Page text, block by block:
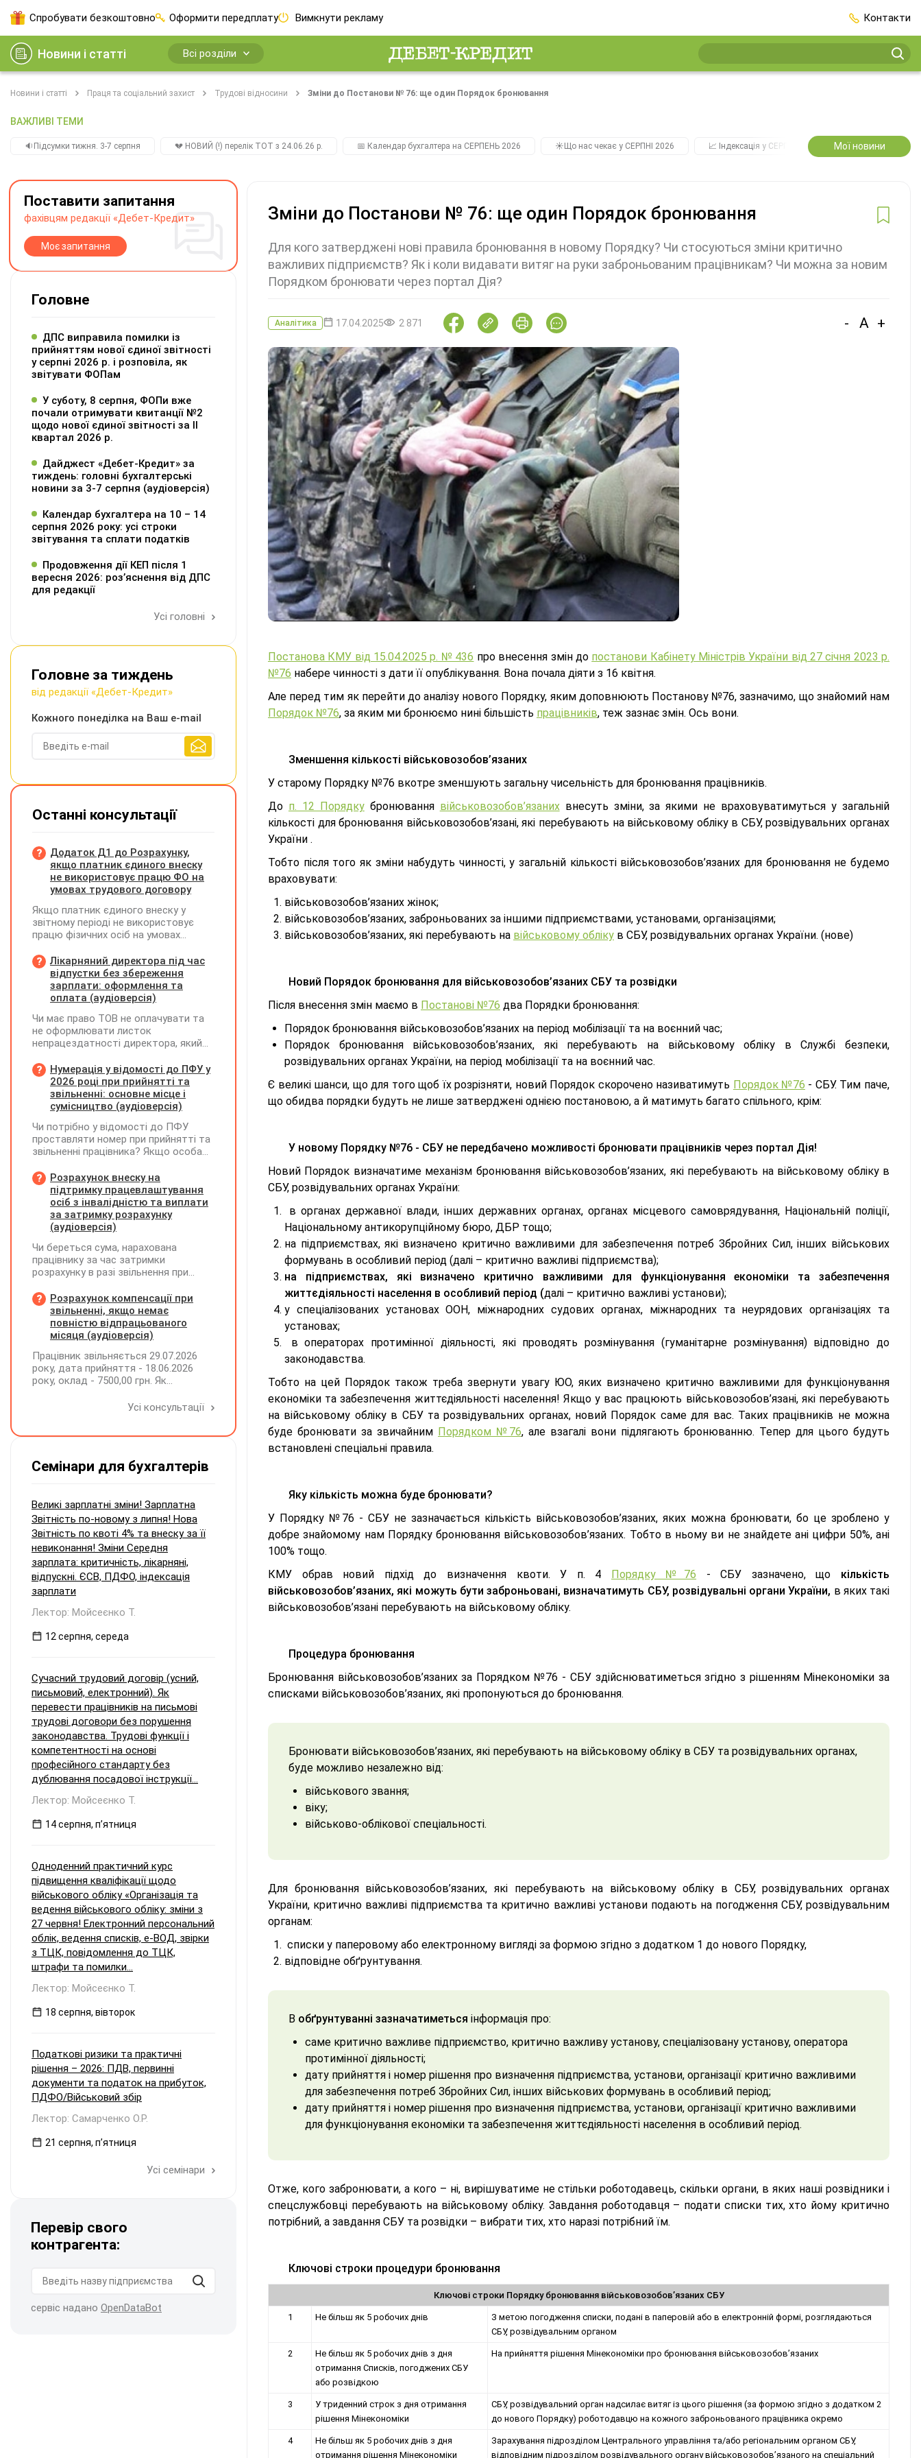
Спробувати безкоштовно Оформити передплату Вимкнути рекламу Контакти
Новини і статті Всі розділи
Новини і статті Праця та соціальний захист Трудові відносини Зміни до Постанови № 76: ще один Порядок бронювання
ВАЖЛИВІ ТЕМИ
🔉Підсумки тижня. 3-7 серпня 💔 НОВИЙ (!) перелік ТОТ з 24.06.26 р. 📅 Календар бухгалтера на СЕРПЕНЬ 2026 ☀️Що нас чекає у СЕРПНІ 2026 📈 Індексація у СЕРПНІ 2️⃣0️⃣2️⃣7️⃣ Усі ключові
Мої новини
Зміни до Постанови № 76: ще один Порядок бронювання
Для кого затверджені нові правила бронювання в новому Порядку? Чи стосуються зміни критично
важливих підприємств? Як і коли видавати витяг на руки заброньованим працівникам? Чи можна за новим
Порядком бронювати через портал Дія?
Аналітика 17.04.2025 2 871 - A +
Постанова КМУ від 15.04.2025 р. № 436 про внесення змін до постанови Кабінету Міністрів України від 27 січня 2023 р.
№76 набере чинності з дати її опублікування. Вона почала діяти з 16 квітня.
Але перед тим як перейти до аналізу нового Порядку, яким доповнюють Постанову №76, зазначимо, що знайомий нам
Порядок №76, за яким ми бронюємо нині більшість працівників, теж зазнає змін. Ось вони.
Зменшення кількості військовозобов’язаних
У старому Порядку №76 вкотре зменшують загальну чисельність для бронювання працівників.
До п. 12 Порядкубронювання військовозобов’язанихвнесуть зміни, за якими не враховуватимуться у загальній
кількості для бронювання військовозобов’язані, які перебувають на військовому обліку в СБУ, розвідувальних органах
України .
Тобто після того як зміни набудуть чинності, у загальній кількості військовозобов’язаних для бронювання не будемо
враховувати:
військовозобов’язаних жінок;
військовозобов’язаних, заброньованих за іншими підприємствами, установами, організаціями;
військовозобов’язаних, які перебувають на військовому обліку в СБУ, розвідувальних органах України. (нове)
Новий Порядок бронювання для військовозобов’язаних СБУ та розвідки
Після внесення змін маємо в Постанові №76 два Порядки бронювання:
Порядок бронювання військовозобов’язаних на період мобілізації та на воєнний час;
Порядок бронювання військовозобов’язаних, які перебувають на військовому обліку в Службі безпеки,
розвідувальних органах України, на період мобілізації та на воєнний час.
Є великі шанси, що для того щоб їх розрізняти, новий Порядок скорочено називатимуть Порядок №76 - СБУ. Тим паче,
що обидва порядки будуть не лише затверджені однією постановою, а й матимуть багато спільного, крім:
У новому Порядку №76 - СБУ не передбачено можливості бронювати працівників через портал Дія!
Новий Порядок визначатиме механізм бронювання військовозобов’язаних, які перебувають на військовому обліку в
СБУ, розвідувальних органах України:
в органах державної влади, інших державних органах, органах місцевого самоврядування, Національній поліції,
Національному антикорупційному бюро, ДБР тощо;
на підприємствах, які визначено критично важливими для забезпечення потреб Збройних Сил, інших військових
формувань в особливий період (далі – критично важливі підприємства);
на підприємствах, які визначено критично важливими для функціонування економіки та забезпечення
життєдіяльності населення в особливий період (далі – критично важливі установи);
у спеціалізованих установах ООН, міжнародних судових органах, міжнародних та неурядових організаціях та
установах;
в операторах протимінної діяльності, які проводять розмінування (гуманітарне розмінування) відповідно до
законодавства.
Тобто на цей Порядок також треба звернути увагу ЮО, яких визначено критично важливими для функціонування
економіки та забезпечення життєдіяльності населення! Якщо у вас працюють військовозобов’язані, які перебувають
на військовому обліку в СБУ та розвідувальних органах, новий Порядок саме для вас. Таких працівників не можна
буде бронювати за звичайним Порядком №76, але взагалі вони підлягають бронюванню. Тепер для цього будуть
встановлені спеціальні правила.
Яку кількість можна буде бронювати?
У Порядку №76 - СБУ не зазначається кількість військовозобов’язаних, яких можна бронювати, бо це зроблено у
добре знайомому нам Порядку бронювання військовозобов’язаних. Тобто в ньому ви не знайдете ані цифри 50%, ані
100% тощо.
КМУ обрав новий підхід до визначення квоти. У п. 4 Порядку №76 - СБУ зазначено, що кількість
військовозобов’язаних, які можуть бути заброньовані, визначатимуть СБУ, розвідувальні органи України, в яких такі
військовозобов’язані перебувають на військовому обліку.
Процедура бронювання
Бронювання військовозобов’язаних за Порядком №76 - СБУ здійснюватиметься згідно з рішенням Мінекономіки за
списками військовозобов’язаних, які пропонуються до бронювання.
Бронювати військовозобов’язаних, які перебувають на військовому обліку в СБУ та розвідувальних органах,
буде можливо незалежно від:
військового звання;
віку;
військово-облікової спеціальності.
Для бронювання військовозобов’язаних, які перебувають на військовому обліку в СБУ, розвідувальних органах
України, критично важливі підприємства та критично важливі установи подають на погодження СБУ, розвідувальним
органам:
списки у паперовому або електронному вигляді за формою згідно з додатком 1 до нового Порядку,
відповідне обґрунтування.
В обґрунтуванні зазначатиметься інформація про:
саме критично важливе підприємство, критично важливу установу, спеціалізовану установу, оператора
протимінної діяльності;
дату прийняття і номер рішення про визначення підприємства, установи, організації критично важливими
для забезпечення потреб Збройних Сил, інших військових формувань в особливий період;
дату прийняття і номер рішення про визначення підприємства, установи, організації критично важливими
для функціонування економіки та забезпечення життєдіяльності населення в особливий період.
Отже, кого забронювати, а кого – ні, вирішуватиме не стільки роботодавець, скільки органи, в яких наші розвідники і
спецслужбовці перебувають на військовому обліку. Завдання роботодавця – подати списки тих, хто йому критично
потрібний, а завдання СБУ та розвідки – вибрати тих, хто наразі потрібний їм.
Ключові строки процедури бронювання
Ключові строки Порядку бронювання військовозобов’язаних СБУ
1 Не більш як 5 робочих днів
З метою погодження списки, подані в паперовій або в електронній формі, розглядаються
СБУ, розвідувальним органом
2
Не більш як 5 робочих днів з дня
отримання Списків, погоджених СБУ
або розвідкою
На прийняття рішення Мінекономіки про бронювання військовозобов’язаних
3
У триденний строк з дня отримання
рішення Мінекономіки
СБУ, розвідувальний орган надсилає витяг із цього рішення (за формою згідно з додатком 2
до нового Порядку) роботодавцю на кожного заброньованого працівника окремо
4
Не більш як 5 робочих днів з дня
отримання рішення Мінекономіки
Зарахування підрозділом Центрального управління та/або регіональним органом СБУ,
відповідним підрозділом розвідувального органу військовозобов’язаного на спеціальний
Поставити запитання
фахівцям редакції «Дебет-Кредит»
Моє запитання
Головне
ДПС виправила помилки із
прийняттям нової єдиної звітності
у серпні 2026 р. і розповіла, як
звітувати ФОПам
У суботу, 8 серпня, ФОПи вже
почали отримувати квитанції №2
щодо нової єдиної звітності за ІІ
квартал 2026 р.
Дайджест «Дебет-Кредит» за
тиждень: головні бухгалтерські
новини за 3-7 серпня (аудіоверсія)
Календар бухгалтера на 10 – 14
серпня 2026 року: усі строки
звітування та сплати податків
Продовження дії КЕП після 1
вересня 2026: розʼяснення від ДПС
для редакції
Усі головні
Головне за тиждень
від редакції «Дебет-Кредит»
Кожного понеділка на Ваш e-mail
Останні консультації
Додаток Д1 до Розрахунку,
якщо платник єдиного внеску
не використовує працю ФО на
умовах трудового договору
Якщо платник єдиного внеску у
звітному періоді не використовує
працю фізичних осіб на умовах
на інших умовах, передбачених
законодавством, Додаток Д1/
Додаток ФІЗ-Д1 за відповідний
період не подається
Лікарняний директора під час
відпустки без збереження
зарплати: оформлення та
оплата (аудіоверсія)
Чи має право ТОВ не оплачувати та
не оформлювати листок
непрацездатності директора, який
збереження заробітної плати під час
призупинення діяльності
підприємства?
Нумерація у відомості до ПФУ у
2026 році при прийнятті та
звільненні: основне місце і
сумісництво (аудіоверсія)
Чи потрібно у відомості до ПФУ
проставляти номер при прийнятті та
звільненні працівника? Якщо особа
місцем роботи та за сумісництвом,
чи рахується це як два роботодавці?
Розрахунок внеску на
підтримку працевлаштування
осіб з інвалідністю та виплати
за затримку розрахунку
(аудіоверсія)
Чи береться сума, нарахована
працівнику за час затримки
розрахунку в разі звільнення при
заробітної плати (винагороди), для
розрахунку внеску на підтримку
працевлаштування осіб з
інвалідністю?
Розрахунок компенсації при
звільненні, якщо немає
повністю відпрацьованого
місяця (аудіоверсія)
Працівник звільняється 29.07.2026
року, дата прийняття - 18.06.2026
року, оклад - 7500,00 грн. Як
невикористаних днів відпустки при
Усі консультації
Семінари для бухгалтерів
Великі зарплатні зміни! Зарплатна
Звітність по-новому з липня! Нова
Звітність по квоті 4% та внеску за її
невиконання! Зміни Середня
зарплата: критичність, лікарняні,
відпускні. ЄСВ, ПДФО, індексація
зарплати
Лектор: Мойсеєнко Т.
12 серпня, середа
Сучасний трудовий договір (усний,
письмовий, електронний). Як
перевести працівників на письмові
трудові договори без порушення
законодавства. Трудові функції і
компетентності на основі
професійного стандарту без
дублювання посадової інструкції...
Лектор: Мойсеєнко Т.
14 серпня, пʼятниця
Одноденний практичний курс
підвищення кваліфікації щодо
військового обліку «Організація та
ведення військового обліку: зміни з
27 червня! Електронний персональний
облік, ведення списків, е-ВОД, звірки
з ТЦК, повідомлення до ТЦК,
штрафи та помилки...
Лектор: Мойсеєнко Т.
18 серпня, вівторок
Податкові ризики та практичні
рішення – 2026: ПДВ, первинні
документи та податок на прибуток,
ПДФО/Військовий збір
Лектор: Самарченко О.Р.
21 серпня, пʼятниця
Усі семінари
Перевір свого
контрагента:
сервіс надано OpenDataBot